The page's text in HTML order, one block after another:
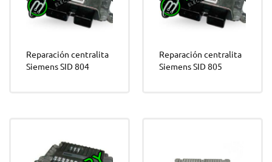
Reparación centralita
Siemens SID 804
Reparación centralita
Siemens SID 805